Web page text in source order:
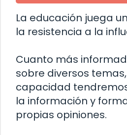
La educación juega
la resistencia a la
Cuanto más
sobre diversos
capacidad
la información y
propias opiniones.